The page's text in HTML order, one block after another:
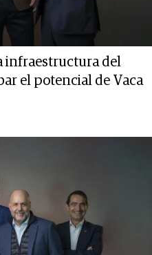
infraestructura del
el potencial de Vaca